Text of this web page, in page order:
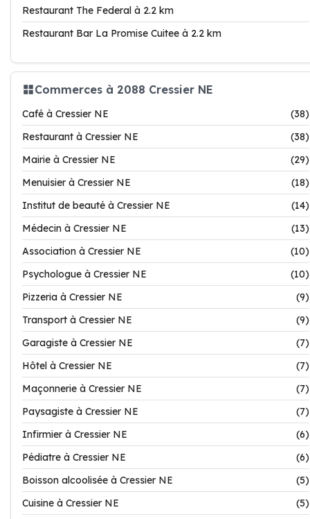
Restaurant The Federal à 2.2 km
Restaurant Bar La Promise Cuitee à 2.2 km
Commerces à 2088 Cressier NE
Café à Cressier NE
(38)
Restaurant à Cressier NE
(38)
Mairie à Cressier NE
(29)
Menuisier à Cressier NE
(18)
Institut de beauté à Cressier NE
(14)
Médecin à Cressier NE
(13)
Association à Cressier NE
(10)
Psychologue à Cressier NE
(10)
Pizzeria à Cressier NE
(9)
Transport à Cressier NE
(9)
Garagiste à Cressier NE
(7)
Hôtel à Cressier NE
(7)
Maçonnerie à Cressier NE
(7)
Paysagiste à Cressier NE
(7)
Infirmier à Cressier NE
(6)
Pédiatre à Cressier NE
(6)
Boisson alcoolisée à Cressier NE
(5)
Cuisine à Cressier NE
(5)